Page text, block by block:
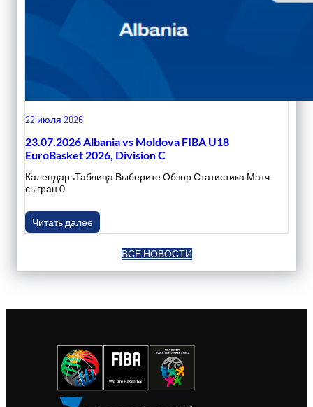
22 июля 2026
23.07.2026 Albania vs Moldova FIBA U18
EuroBasket 2026, Division C
КалендарьТаблица Выберите Обзор Статистика Матч
сыгран 0
Читать далее
ВСЕ НОВОСТИ